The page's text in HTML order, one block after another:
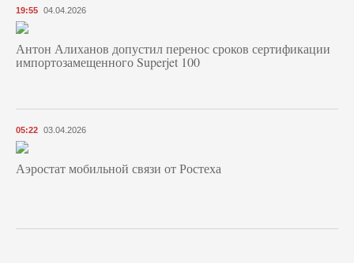
19:55 04.04.2026
Антон Алиханов допустил перенос сроков сертификации
импортозамещенного Superjet 100
05:22 03.04.2026
Аэростат мобильной связи от Ростеха